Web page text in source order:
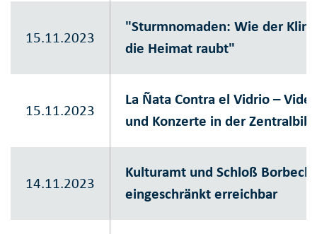
15.11.2023
"Sturmnomaden: Wie der
die Heimat raubt"
15.11.2023
La Ñata Contra el Vidrio –
und Konzerte in der
14.11.2023
Kulturamt und Schloß
eingeschränkt erreichbar